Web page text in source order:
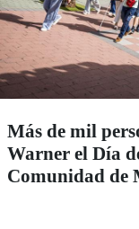
Más de mil
Warner el Día
Comunidad de